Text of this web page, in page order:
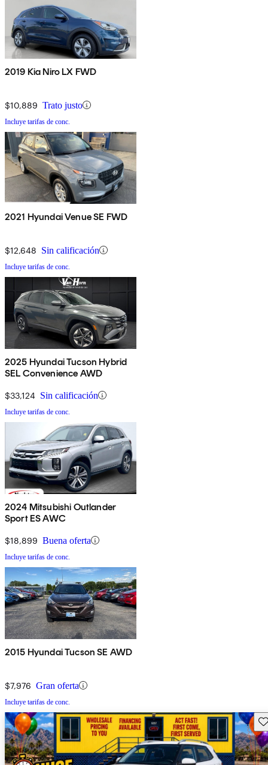
2019 Kia Niro LX FWD
$10,889 Trato justo
Incluye tarifas de conc.
2021 Hyundai Venue SE FWD
$12,648 Sin calificación
Incluye tarifas de conc.
2025 Hyundai Tucson Hybrid
SEL Convenience AWD
$33,124 Sin calificación
Incluye tarifas de conc.
2024 Mitsubishi Outlander
Sport ES AWC
$18,899 Buena oferta
Incluye tarifas de conc.
2015 Hyundai Tucson SE AWD
$7,976 Gran oferta
Incluye tarifas de conc.